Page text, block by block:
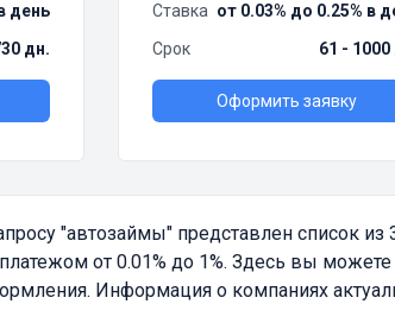
день
дн.
Ставка от 0.03% до 0.25% в
Срок
61 - 1000
Оформить заявку
"автозаймы" представлен список
от 0.01% до 1%. Здесь вы можете
Информация о компаниях